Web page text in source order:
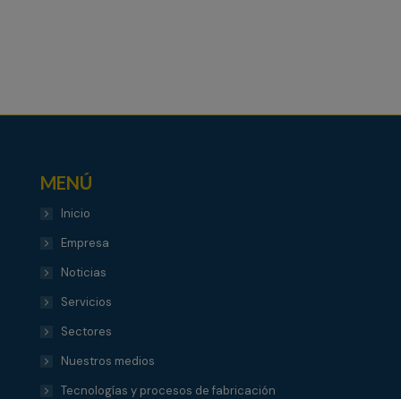
MENÚ
Inicio
Empresa
Noticias
Servicios
Sectores
Nuestros medios
Tecnologías y procesos de fabricación